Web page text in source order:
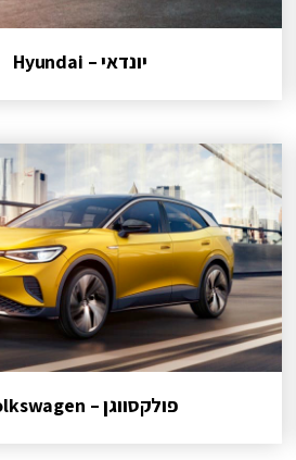
יונדאי – Hyundai
פולקסווגן – Volkswagen